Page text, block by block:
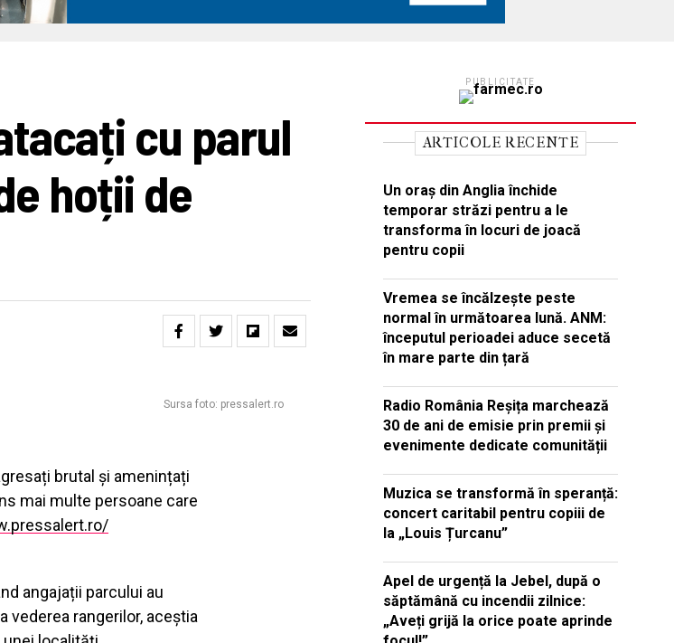
cu parul
hoții de
Sursa foto: pressalert.ro
brutal și amenințați
mai multe persoane care
angajații parcului au
rangerilor, aceștia
PUBLICITATE
ARTICOLE RECENTE
Un oraș din Anglia închide
temporar străzi pentru a le
transforma în locuri de joacă
pentru copii
Vremea se încălzește peste
normal în următoarea lună. ANM:
începutul perioadei aduce secetă
în mare parte din țară
Radio România Reșița marchează
30 de ani de emisie prin premii și
evenimente dedicate comunității
Muzica se transformă în speranță:
concert caritabil pentru copiii de
la „Louis Țurcanu”
Apel de urgență la Jebel, după o
săptămână cu incendii zilnice:
„Aveți grijă la orice poate aprinde